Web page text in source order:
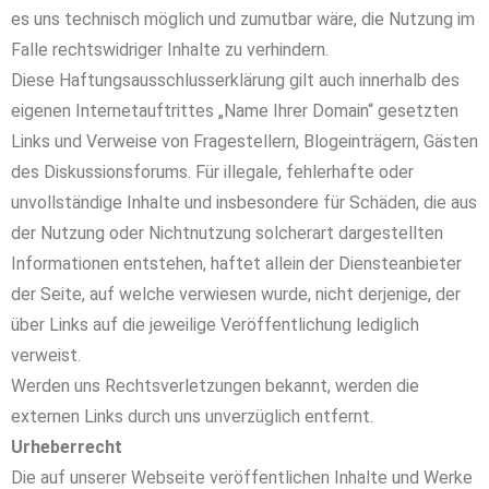
es uns technisch möglich und zumutbar wäre, die Nutzung im
Falle rechtswidriger Inhalte zu verhindern.
Diese Haftungsausschlusserklärung gilt auch innerhalb des
eigenen Internetauftrittes „Name Ihrer Domain“ gesetzten
Links und Verweise von Fragestellern, Blogeinträgern, Gästen
des Diskussionsforums. Für illegale, fehlerhafte oder
unvollständige Inhalte und insbesondere für Schäden, die aus
der Nutzung oder Nichtnutzung solcherart dargestellten
Informationen entstehen, haftet allein der Diensteanbieter
der Seite, auf welche verwiesen wurde, nicht derjenige, der
über Links auf die jeweilige Veröffentlichung lediglich
verweist.
Werden uns Rechtsverletzungen bekannt, werden die
externen Links durch uns unverzüglich entfernt.
Urheberrecht
Die auf unserer Webseite veröffentlichen Inhalte und Werke